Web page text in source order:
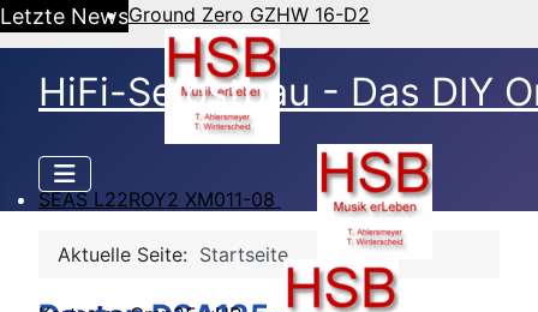
Letzte NewsGround Zero GZHW 16-D2
SEAS L22ROY2 XM011-08
HiFi-Selbstbau - Das DIY
Aktuelle Seite: Startseite